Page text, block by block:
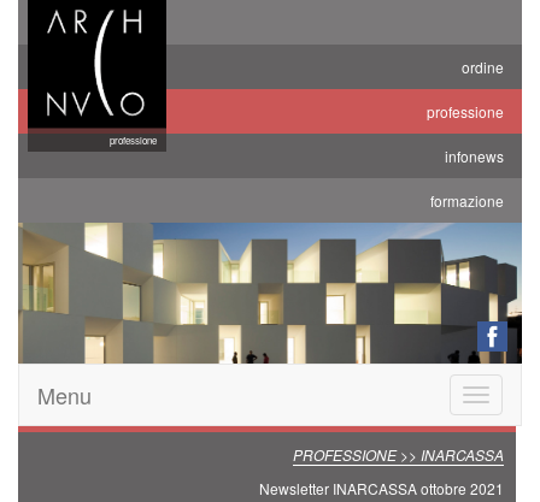
ordine
professione
infonews
formazione
professione
Toggle
Menu
PROFESSIONE >> INARCASSA
Newsletter INARCASSA ottobre 2021